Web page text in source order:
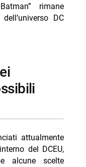
rimane
DC
attualmente
del DCEU,
alcune scelte